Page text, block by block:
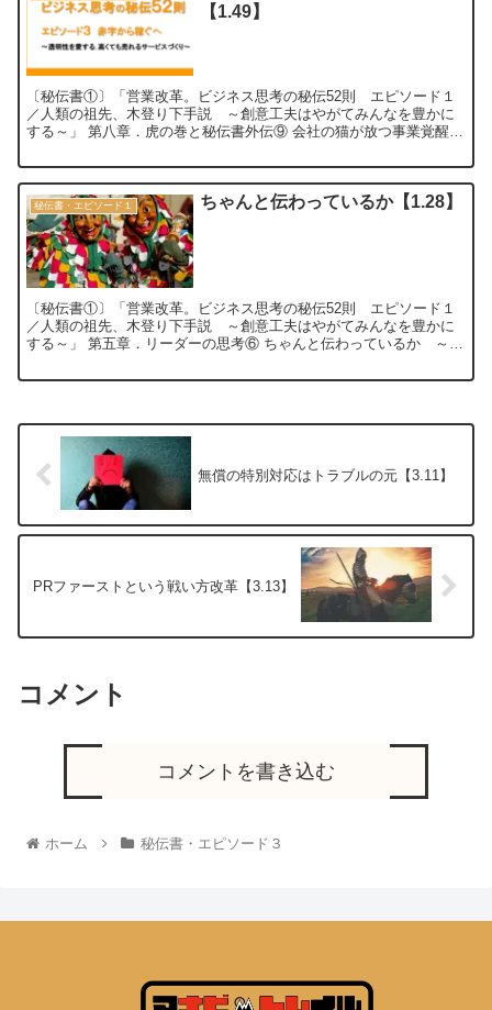
【1.49】
〔秘伝書①〕「営業改革。ビジネス思考の秘伝52則 エピソード１
／人類の祖先、木登り下手説 ～創意工夫はやがてみんなを豊かに
する～」 第八章．虎の巻と秘伝書外伝⑨ 会社の猫が放つ事業覚醒ノ
秘伝書・エピソード１ ちゃんと伝わっているか【1.28】
〔秘伝書①〕「営業改革。ビジネス思考の秘伝52則 エピソード１
／人類の祖先、木登り下手説 ～創意工夫はやがてみんなを豊かに
する～」 第五章．リーダーの思考⑥ ちゃんと伝わっているか​ ～ヨ
無償の特別対応はトラブルの元【3.11】
PRファーストという戦い方改革【3.13】
コメント
コメントを書き込む
ホーム 秘伝書・エピソード３